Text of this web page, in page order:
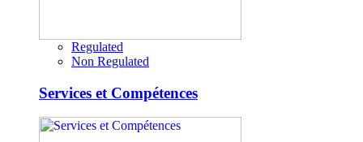
Regulated
Non Regulated
Services et Compétences